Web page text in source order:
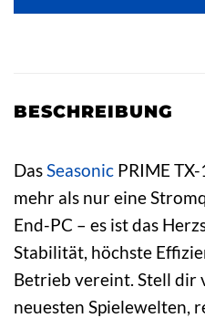
BESCHREIBUNG
DasSeasonic PRIME
mehr als nur eine
End-PC – es ist das
Stabilität, höchste
Betrieb vereint. Stell dir
neuesten Spielewelten,